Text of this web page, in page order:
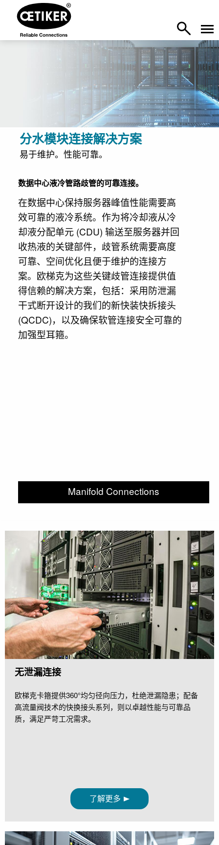
分水模块连接解决方案
易于维护。性能可靠。
数据中心液冷管路歧管的可靠连接。
在数据中心保持服务器峰值性能需要高
效可靠的液冷系统。作为将冷却液从冷
却液分配单元 (CDU) 输送至服务器并回
收热液的关键部件，歧管系统需要高度
可靠、空间优化且便于维护的连接方
案。欧梯克为这些关键歧管连接提供值
得信赖的解决方案，包括：采用防泄漏
干式断开设计的我们的新快装快拆接头
(QCDC)，以及确保软管连接安全可靠的
加强型耳箍。
Manifold Connections
无泄漏连接
欧梯克卡箍提供360°均匀径向压力，杜绝泄漏隐患；配备
高流量阀技术的快换接头系列，则以卓越性能与可靠品
质，满足严苛工况需求。
了解更多